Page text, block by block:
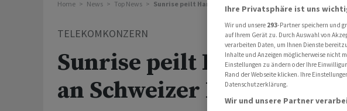
Home News Top News Sunrise peilt Handelsstart an Schweizer Börse an
TELEKOMKONZERN
Sunrise peilt Handelsstart
an Schweizer Börse an
Ihre Privatsphäre ist uns
Wir und unsere 293-Partner speichern und
auf Ihrem Gerät zu. Durch Auswahl von
verarbeiten Daten, um Ihnen Dienste
Inhalte und Anzeigen möglicherweise nicht
Einstellungen zu ändern oder Ihre
Rand der Webseite klicken. Ihre
Datenschutzerklärung.
Wir und unsere Partner